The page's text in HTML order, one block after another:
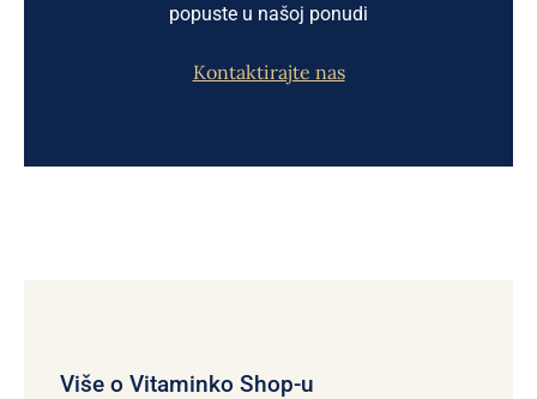
popuste u našoj ponudi
Kontaktirajte nas
Više o Vitaminko Shop-u